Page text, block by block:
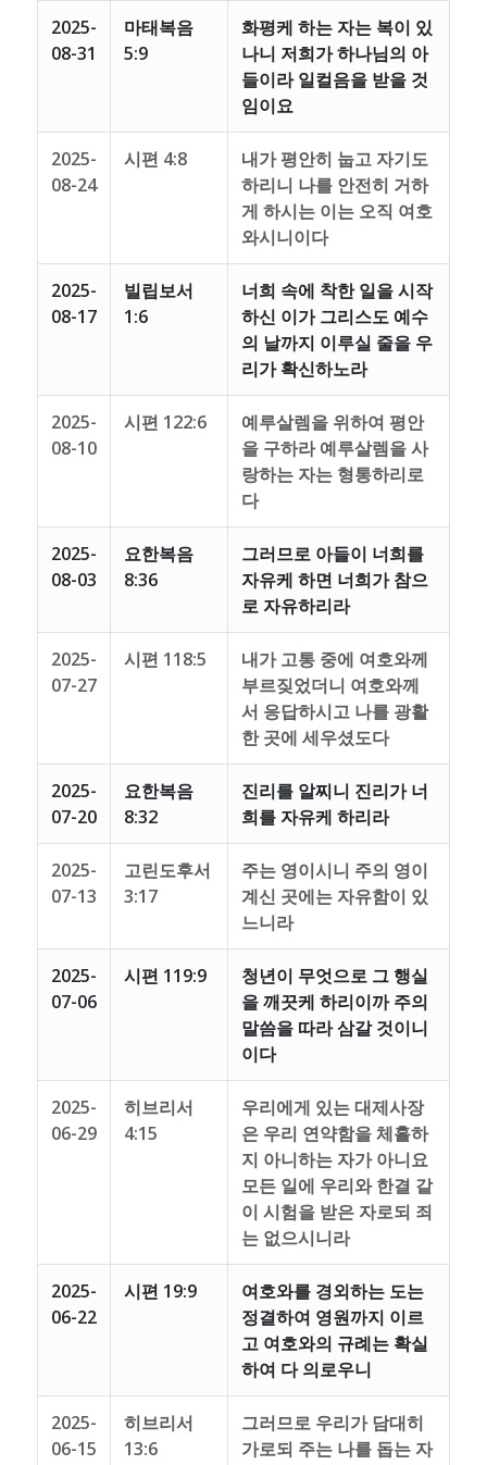
2025-
08-31
마태복음
5:9
화평케 하는 자는 복이 있
나니 저희가 하나님의 아
들이라 일컬음을 받을 것
임이요
2025-
08-24
시편 4:8
내가 평안히 눕고 자기도
하리니 나를 안전히 거하
게 하시는 이는 오직 여호
와시니이다
2025-
08-17
빌립보서
1:6
너희 속에 착한 일을 시작
하신 이가 그리스도 예수
의 날까지 이루실 줄을 우
리가 확신하노라
2025-
08-10
시편 122:6
예루살렘을 위하여 평안
을 구하라 예루살렘을 사
랑하는 자는 형통하리로
다
2025-
08-03
요한복음
8:36
그러므로 아들이 너희를
자유케 하면 너희가 참으
로 자유하리라
2025-
07-27
시편 118:5
내가 고통 중에 여호와께
부르짖었더니 여호와께
서 응답하시고 나를 광활
한 곳에 세우셨도다
2025-
07-20
요한복음
8:32
진리를 알찌니 진리가 너
희를 자유케 하리라
2025-
07-13
고린도후서
3:17
주는 영이시니 주의 영이
계신 곳에는 자유함이 있
느니라
2025-
07-06
시편 119:9
청년이 무엇으로 그 행실
을 깨끗케 하리이까 주의
말씀을 따라 삼갈 것이니
이다
2025-
06-29
히브리서
4:15
우리에게 있는 대제사장
은 우리 연약함을 체휼하
지 아니하는 자가 아니요
모든 일에 우리와 한결 같
이 시험을 받은 자로되 죄
는 없으시니라
2025-
06-22
시편 19:9
여호와를 경외하는 도는
정결하여 영원까지 이르
고 여호와의 규례는 확실
하여 다 의로우니
2025-
06-15
히브리서
13:6
그러므로 우리가 담대히
가로되 주는 나를 돕는 자